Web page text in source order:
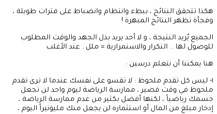
هكذا تتحقق النتائج ، ببطء وانتظام وانضباط على فترات طويلة ،
وفجأة تظهر النتائج المبهرة !
الجميع يُريد النتيجة ، و لا أحد يريد بذل الجهد والوقت المطلوب
للوصول لها .. التكرار والاستمرارية = ملل . عند الأغلب
هنا يمكننا أن نتعلم درسين :
١- ليس كل تقدم ملحوظ : لا تقسو على نفسك عندما لا ترى تقدم
ملحوظ في وقت قصير ، ممارسة الرياضة ليوم واحد لن تجعل
جسمك رياضياً ، لكنها أفضل بكثير من عدم ممارسة الرياضة ،
إدخار مبلغ من المال أو استثماره لن يجعل منك مليونيراً اليوم ،